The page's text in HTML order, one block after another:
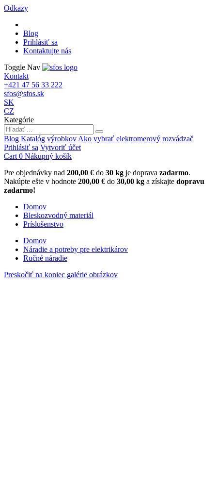
Odkazy
Blog
Prihlásiť sa
Kontaktujte nás
Toggle Nav
Kontakt
+421 47 56 33 222
sfos@sfos.sk
SK
CZ
Kategórie
Blog Katalóg výrobkov Ako vybrať elektromerový rozvádzač
Prihlásiť sa Vytvoriť účet
Cart 0 Nákupný košík
Pre objednávky nad 200,00 € do 30 kg je doprava zadarmo.
Nakúpte ešte v hodnote 200,00 € do 30,00 kg a získajte dopravu
zadarmo!
Domov
Bleskozvodný materiál
Príslušenstvo
Domov
Náradie a potreby pre elektrikárov
Ručné náradie
Preskočiť na koniec galérie obrázkov